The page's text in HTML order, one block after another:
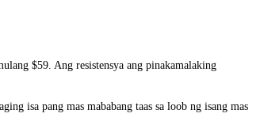
$59. Ang resistensya ang pinakamalaking
isa pang mas mababang taas sa loob ng isang mas